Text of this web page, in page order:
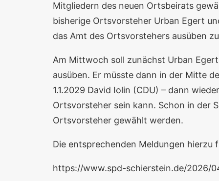
Mitgliedern des neuen Ortsbeirats
bisherige Ortsvorsteher Urban Egert
das Amt des Ortsvorstehers ausüben
Am Mittwoch soll zunächst Urban
ausüben. Er müsste dann in der Mitte
1.1.2029 David Iolin (CDU) – dann
Ortsvorsteher sein kann. Schon in der
Ortsvorsteher gewählt werden.
Die entsprechenden Meldungen hierzu
https://www.spd-schierstein.de/2026/